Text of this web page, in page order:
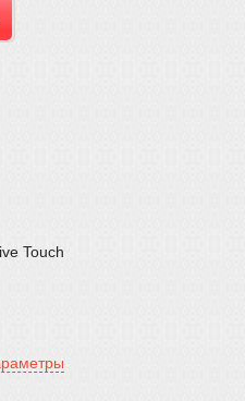
Touch